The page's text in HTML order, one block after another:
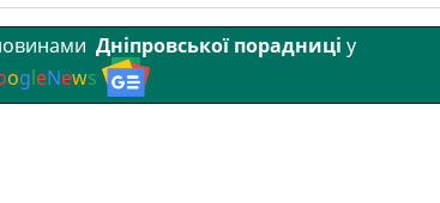
Дніпровської порадниці у
ogleNews